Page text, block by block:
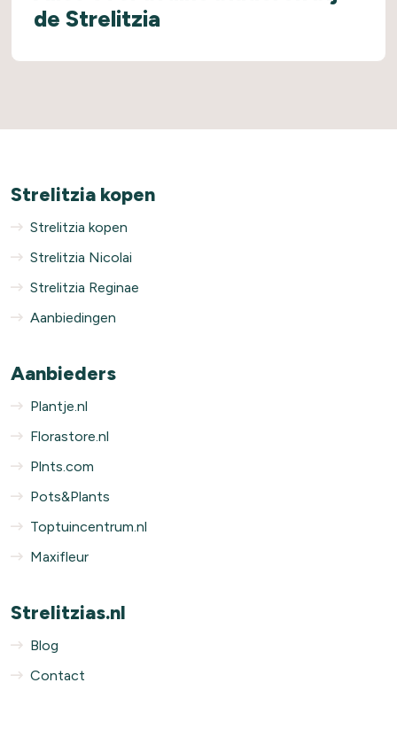
de Strelitzia
Strelitzia kopen
Strelitzia kopen
Strelitzia Nicolai
Strelitzia Reginae
Aanbiedingen
Aanbieders
Plantje.nl
Florastore.nl
Plnts.com
Pots&Plants
Toptuincentrum.nl
Maxifleur
Strelitzias.nl
Blog
Contact